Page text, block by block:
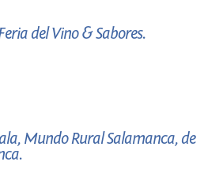
del Vino & Sabores.
Mundo Rural Salamanca, de